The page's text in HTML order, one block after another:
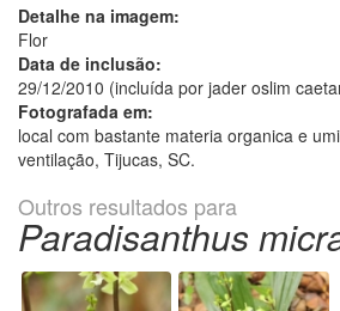
Detalhe na imagem:
Flor
Data de inclusão:
29/12/2010 (incluída por jader oslim
Fotografada em:
local com bastante materia organica e
ventilação, Tijucas, SC.
Outros resultados para
Paradisanthus